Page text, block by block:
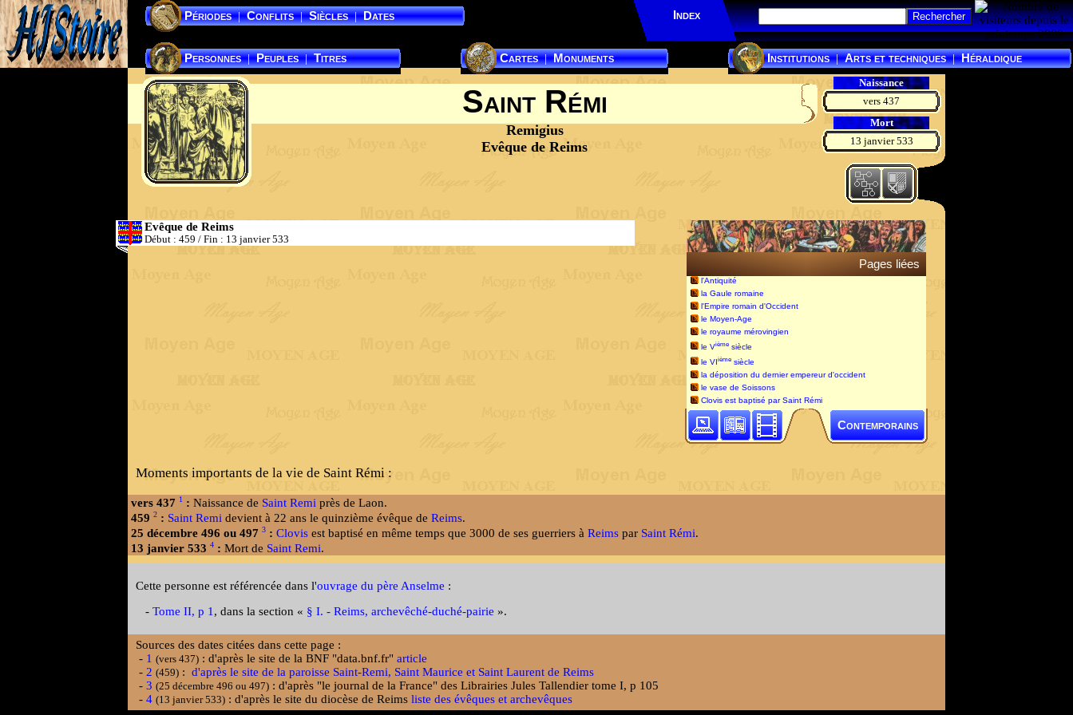
Périodes | Conflits | Siècles | Dates Index
Personnes | Peuples | Titres Cartes | Monuments Institutions | Arts et techniques | Héraldique
Saint Rémi
Remigius
Evêque de Reims
Naissance
vers 437
Mort
13 janvier 533
Evêque de Reims
Début : 459 / Fin : 13 janvier 533
Pages liées
l'Antiquité
la Gaule romaine
l'Empire romain d'Occident
le Moyen-Age
le royaume mérovingien
le Vième siècle
le VIième siècle
la déposition du dernier empereur d'occident
le vase de Soissons
Clovis est baptisé par Saint Rémi
Contemporains
Moments importants de la vie de Saint Rémi :
vers 437 1 : Naissance de Saint Remi près de Laon.
459 2 : Saint Remi devient à 22 ans le quinzième évêque de Reims.
25 décembre 496 ou 497 3 : Clovis est baptisé en même temps que 3000 de ses guerriers à Reims par Saint Rémi.
13 janvier 533 4 : Mort de Saint Remi.
Cette personne est référencée dans l'ouvrage du père Anselme :
- Tome II, p 1 , dans la section « § I. - Reims, archevêché-duché-pairie ».
Sources des dates citées dans cette page :
- 1 (vers 437) : d'après le site de la BNF "data.bnf.fr" article
- 2 (459) : d'après le site de la paroisse Saint-Remi, Saint Maurice et Saint Laurent de Reims
- 3 (25 décembre 496 ou 497) : d'après "le journal de la France" des Librairies Jules Tallendier tome I, p 105
- 4 (13 janvier 533) : d'après le site du diocèse de Reims liste des évêques et archevêques